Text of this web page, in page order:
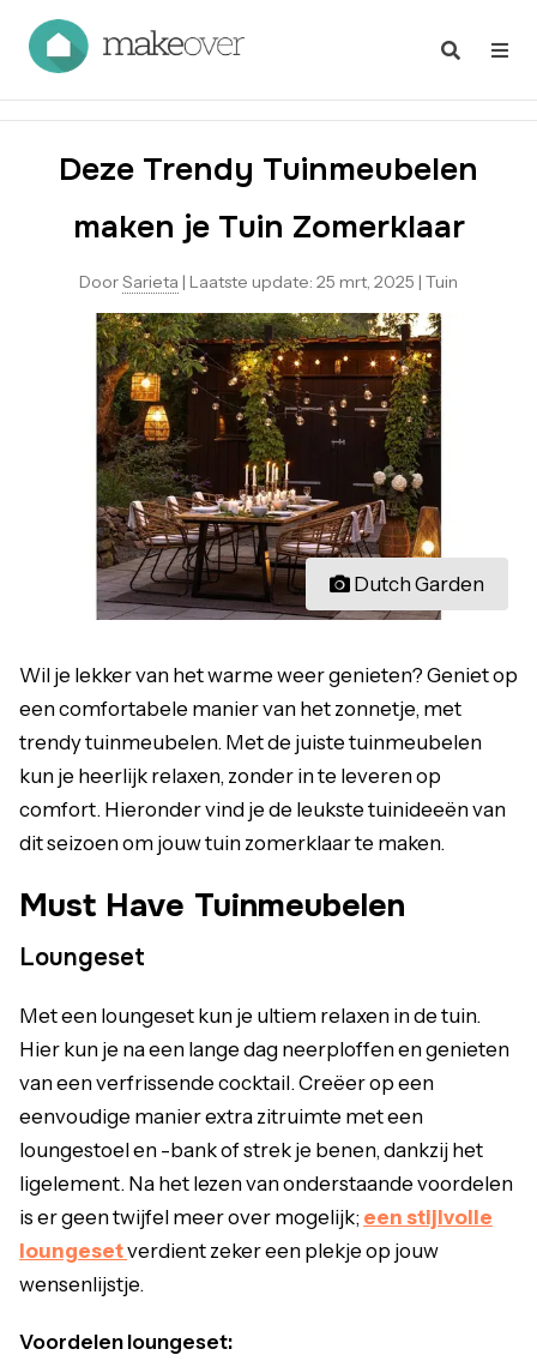
Deze Trendy Tuinmeubelen
maken je Tuin Zomerklaar
DoorSarieta | Laatste update: 25 mrt, 2025 | Tuin
Dutch Garden
Wil je lekker van het warme weer genieten? Geniet op
een comfortabele manier van het zonnetje, met
trendy tuinmeubelen. Met de juiste tuinmeubelen
kun je heerlijk relaxen, zonder in te leveren op
comfort. Hieronder vind je de leukste tuinideeën van
dit seizoen om jouw tuin zomerklaar te maken.
Must Have Tuinmeubelen
Loungeset
Met een loungeset kun je ultiem relaxen in de tuin.
Hier kun je na een lange dag neerploffen en genieten
van een verfrissende cocktail. Creëer op een
eenvoudige manier extra zitruimte met een
loungestoel en -bank of strek je benen, dankzij het
ligelement. Na het lezen van onderstaande voordelen
is er geen twijfel meer over mogelijk; een stijlvolle
loungesetverdient zeker een plekje op jouw
wensenlijstje.
Voordelen loungeset: